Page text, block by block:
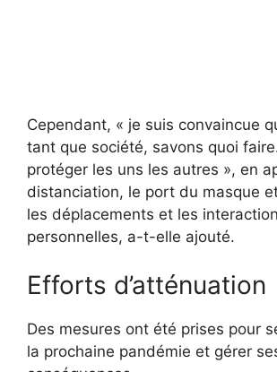
Cependant, « je suis convaincue
tant que société, savons quoi
protéger les uns les autres », en
distanciation, le port du masque
les déplacements et les
personnelles, a-t-elle ajouté.
Efforts d’atténuation
Des mesures ont été prises pour
la prochaine pandémie et gérer